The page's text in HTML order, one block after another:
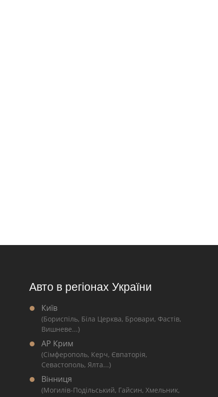
Авто в регіонах України
Київ
(Бориспіль, Біла Церква, Бровари, Фастів,
Вишневе...)
АР Крим
(Сімферополь, Керч, Євпаторія,
Севастополь, Ялта...)
Вінниця
(Могилів-Подільський, Гайсин, Хмельник,